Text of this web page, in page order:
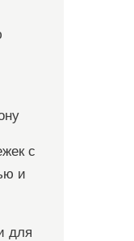
с
и
для